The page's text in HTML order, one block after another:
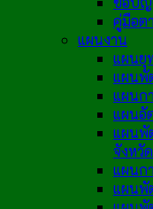
คู่มือต
แผนงาน
แผนยุ
แผนพั
แผนก
แผนอั
แผนพั
จังหวัด
แผนก
แผนพั